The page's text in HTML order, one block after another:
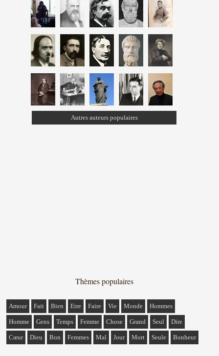
Autres auteurs populaires
Thèmes populaires
Amour Fait Bien Etre Faire Vie Monde Hommes
Homme Gens Temps Femme Chose Grand Seul Dire
Cœur Dieu Bon Femmes Mal Jour Mort Seule Bonheur